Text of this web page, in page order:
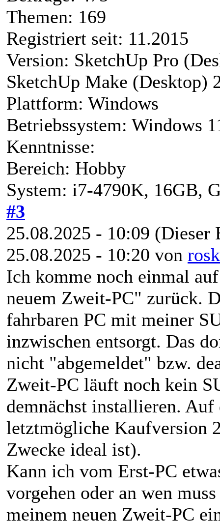
Themen: 169
Registriert seit: 11.2015
Version: SketchUp Pro
SketchUp Make (Desktop)
Plattform: Windows
Betriebssystem: Windows
Kenntnisse:
Bereich: Hobby
System: i7-4790K, 16GB,
#3
25.08.2025 - 10:09 (Dieser
25.08.2025 - 10:20 von
Ich komme noch einmal
neuem Zweit-PC" zurück.
fahrbaren PC mit meiner
inzwischen entsorgt. Das
nicht "abgemeldet" bzw.
Zweit-PC läuft noch kein
demnächst installieren.
letztmögliche Kaufversion
Zwecke ideal ist).
Kann ich vom Erst-PC
vorgehen oder an wen
meinem neuen Zweit-PC